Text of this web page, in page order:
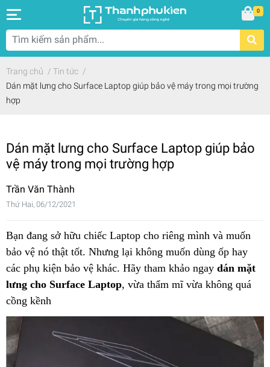
0
Trang chủ / Tin tức /
Dán mặt lưng cho Surface Laptop giúp bảo vệ máy trong mọi trường
hợp
Dán mặt lưng cho Surface Laptop giúp bảo
vệ máy trong mọi trường hợp
Trần Văn Thành
Thứ Hai, 06/12/2021
Bạn đang sở hữu chiếc Laptop cho riêng mình và muốn
bảo vệ nó thật tốt. Nhưng lại không muốn dùng ốp hay
các phụ kiện bảo vệ khác. Hãy tham khảo ngay dán mặt
lưng cho Surface Laptop, vừa thẩm mĩ vừa không quá
cồng kềnh